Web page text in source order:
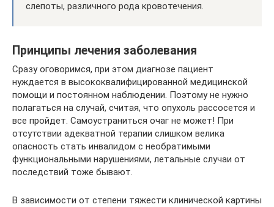
слепоты, различного рода кровотечения.
Принципы лечения заболевания
Сразу оговоримся, при этом диагнозе пациент
нуждается в высококвалифицированной медицинской
помощи и постоянном наблюдении. Поэтому не нужно
полагаться на случай, считая, что опухоль рассосется и
все пройдет. Самоустраниться очаг не может! При
отсутствии адекватной терапии слишком велика
опасность стать инвалидом с необратимыми
функциональными нарушениями, летальные случаи от
последствий тоже бывают.
В зависимости от степени тяжести клинической картины